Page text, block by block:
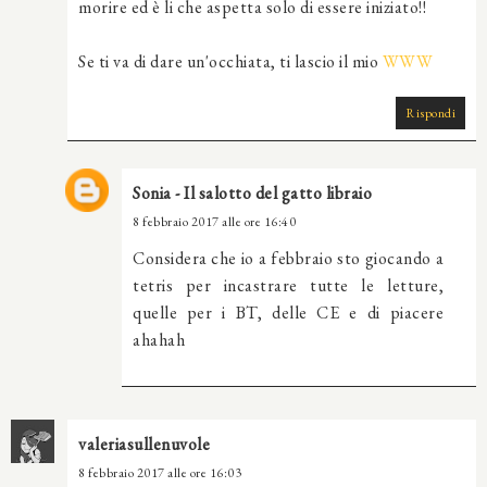
morire ed è li che aspetta solo di essere iniziato!!
Se ti va di dare un'occhiata, ti lascio il mio WWW
Rispondi
Sonia - Il salotto del gatto libraio
8 febbraio 2017 alle ore 16:40
Considera che io a febbraio sto giocando a
tetris per incastrare tutte le letture,
quelle per i BT, delle CE e di piacere
ahahah
valeriasullenuvole
8 febbraio 2017 alle ore 16:03